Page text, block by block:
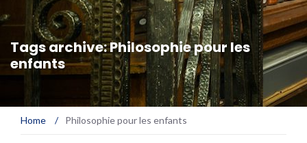
Tags archive: Philosophie pour les
enfants
Home / Philosophie pour les enfants